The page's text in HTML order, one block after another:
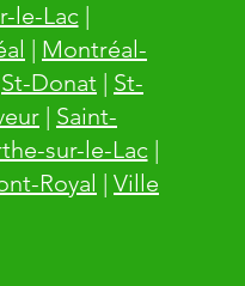
le-Lac|
| Montréal-
St-Donat | St-
| Saint-
sur-le-Lac|
Royal | Ville